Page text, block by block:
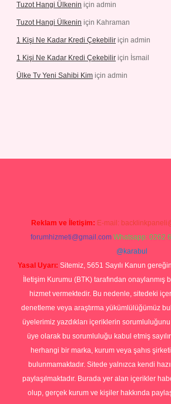
Tuzot Hangi Ülkenin için admin
Tuzot Hangi Ülkenin için Kahraman
1 Kişi Ne Kadar Kredi Çekebilir için admin
1 Kişi Ne Kadar Kredi Çekebilir için İsmail
Ülke Tv Yeni Sahibi Kim için admin
Reklam ve İletişim: E-mail:
forumhizmeti@gmail.com Whatsapp: 0262
@karabul
Yasal Uyarı: Sitemiz, 5651 Sayılı Kanun
İletişim Kurumu (BTK) tarafından onaylanmış
hizmet vermektedir. Bu nedenle, sitedeki
denetleme veya araştırma yükümlülüğümüz
üyelerimiz yazdıkları içeriklerin
üye olarak bu sorumluluğu kabul etmiş
herhangi bir marka, kurum veya şahıs
bulunmamaktadır. Sitede yalnızca kendi
paylaşılmaktadır. Burada yer alan içerikler
olup, gerçek kurum ve kişiler hakkında